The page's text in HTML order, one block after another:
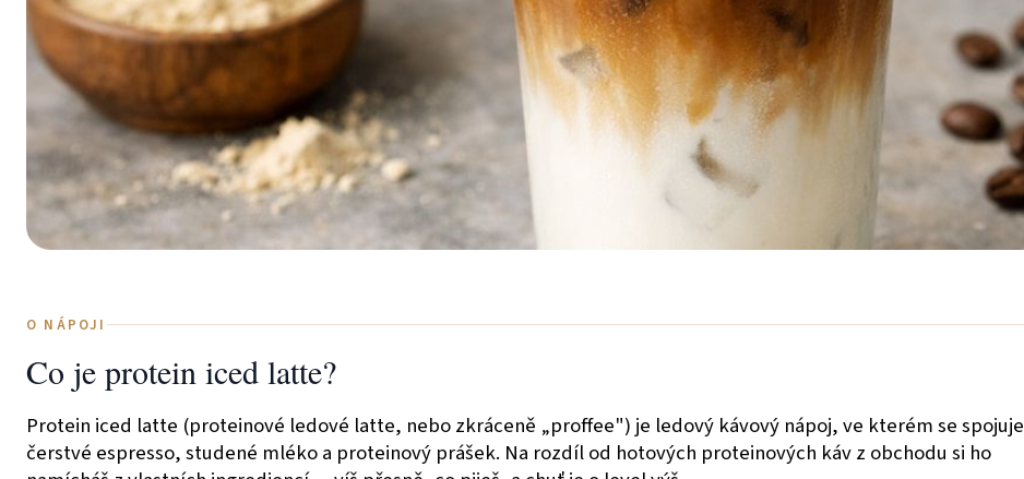
O NÁPOJI
Co je protein iced latte?
Protein iced latte (proteinové ledové latte, nebo zkráceně „proffee") je ledový kávový nápoj, ve kterém se spojuje
čerstvé espresso, studené mléko a proteinový prášek. Na rozdíl od hotových proteinových káv z obchodu si ho